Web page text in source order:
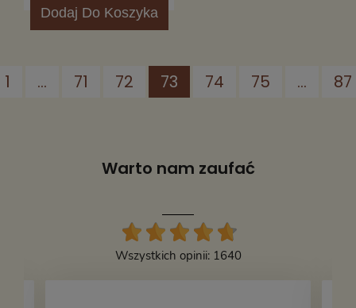
Dodaj Do Koszyka
1 ... 71 72 73 74 75 ... 87
Warto nam zaufać
Wszystkich opinii: 1640